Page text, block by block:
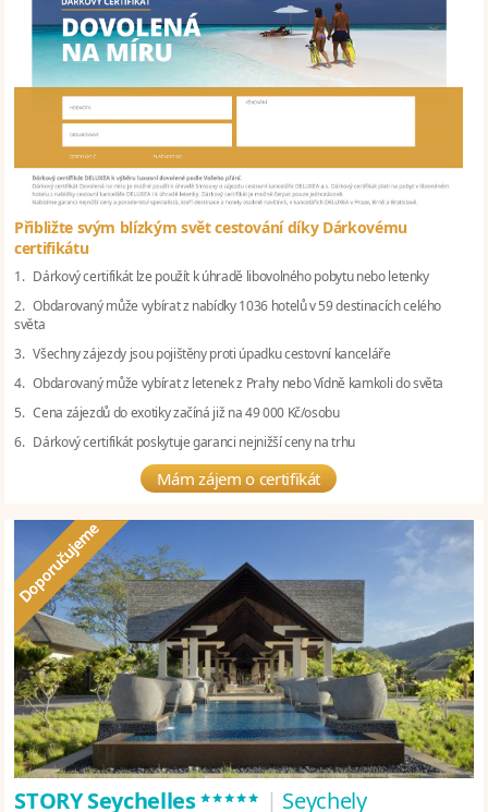
Přibližte svým blízkým svět cestování díky Dárkovému
certifikátu
1. Dárkový certifikát lze použít k úhradě libovolného pobytu nebo letenky
2. Obdarovaný může vybírat z nabídky 1036 hotelů v 59 destinacích celého
světa
3. Všechny zájezdy jsou pojištěny proti úpadku cestovní kanceláře
4. Obdarovaný může vybírat z letenek z Prahy nebo Vídně kamkoli do světa
5. Cena zájezdů do exotiky začíná již na 49 000 Kč/osobu
6. Dárkový certifikát poskytuje garanci nejnižší ceny na trhu
Mám zájem o certifikát
STORY Seychelles***** | Seychely